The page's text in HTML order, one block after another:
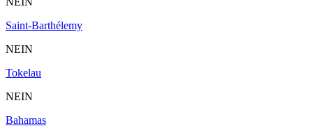
Saint-Barthélemy
NEIN
Tokelau
NEIN
Bahamas